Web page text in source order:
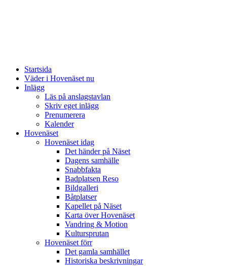
Startsida
Väder i Hovenäset nu
Inlägg
Läs på anslagstavlan
Skriv eget inlägg
Prenumerera
Kalender
Hovenäset
Hovenäset idag
Det händer på Näset
Dagens samhälle
Snabbfakta
Badplatsen Reso
Bildgalleri
Båtplatser
Kapellet på Näset
Karta över Hovenäset
Vandring & Motion
Kultursprutan
Hovenäset förr
Det gamla samhället
Historiska beskrivningar